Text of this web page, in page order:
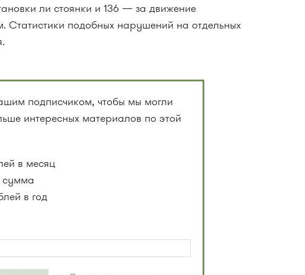
ли стоянки и 136 — за движение
подобных нарушений на отдельных
подписчиком, чтобы мы могли
интересных материалов по этой
в месяц
сумма
в год